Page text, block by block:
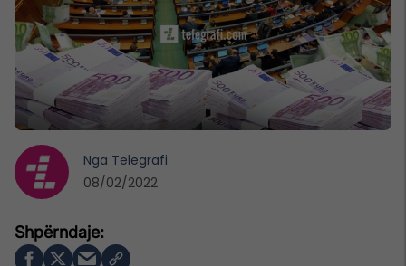
Nga Telegrafi
08/02/2022